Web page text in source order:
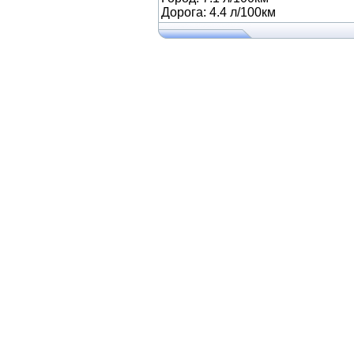
Дорога: 4.4 л/100км